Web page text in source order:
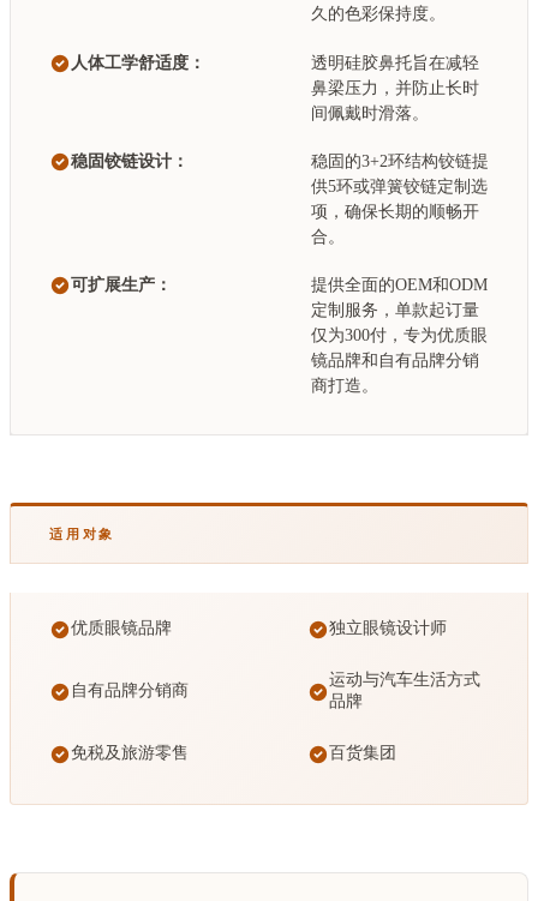
久的色彩保持度。
人体工学舒适度：
透明硅胶鼻托旨在减轻
鼻梁压力，并防止长时
间佩戴时滑落。
稳固铰链设计：
稳固的3+2环结构铰链提
供5环或弹簧铰链定制选
项，确保长期的顺畅开
合。
可扩展生产：
提供全面的OEM和ODM
定制服务，单款起订量
仅为300付，专为优质眼
镜品牌和自有品牌分销
商打造。
适用对象
优质眼镜品牌 独立眼镜设计师
自有品牌分销商
运动与汽车生活方式
品牌
免税及旅游零售 百货集团